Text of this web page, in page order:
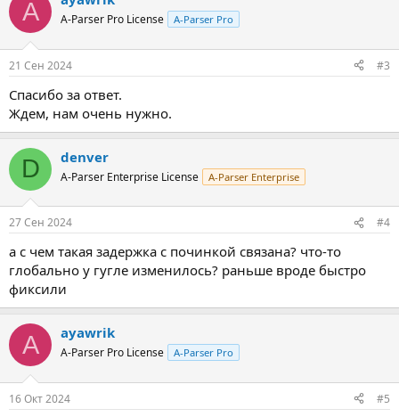
A A-Parser Pro License A-Parser Pro
21 Сен 2024 #3
Спасибо за ответ.
Ждем, нам очень нужно.
D denver
A-Parser Enterprise License A-Parser Enterprise
27 Сен 2024 #4
а с чем такая задержка с починкой связана? что-то
глобально у гугле изменилось? раньше вроде быстро
фиксили
A ayawrik
A-Parser Pro License A-Parser Pro
16 Окт 2024 #5